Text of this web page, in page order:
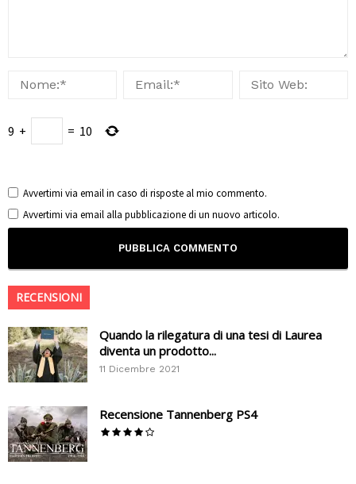
9 + = 10
Avvertimi via email in caso di risposte al mio commento.
Avvertimi via email alla pubblicazione di un nuovo articolo.
RECENSIONI
Quando la rilegatura di una tesi di Laurea
diventa un prodotto...
11 Dicembre 2021
Recensione Tannenberg PS4